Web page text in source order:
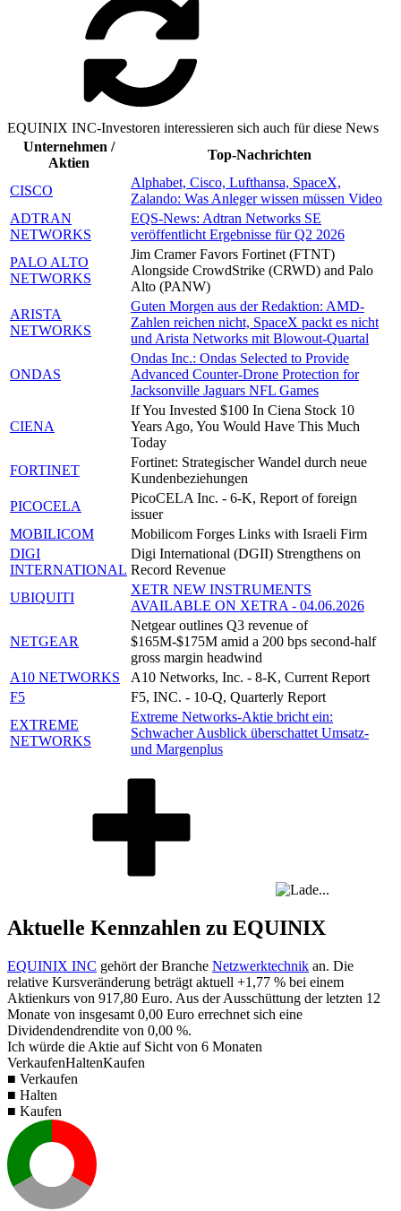
EQUINIX INC-Investoren interessieren sich auch für diese News
Unternehmen /
Aktien
Top-Nachrichten
CISCO
Alphabet, Cisco, Lufthansa, SpaceX,
Zalando: Was Anleger wissen müssen Video
ADTRAN
NETWORKS
EQS-News: Adtran Networks SE
veröffentlicht Ergebnisse für Q2 2026
PALO ALTO
NETWORKS
Jim Cramer Favors Fortinet (FTNT)
Alongside CrowdStrike (CRWD) and Palo
Alto (PANW)
ARISTA
NETWORKS
Guten Morgen aus der Redaktion: AMD-
Zahlen reichen nicht, SpaceX packt es nicht
und Arista Networks mit Blowout-Quartal
ONDAS
Ondas Inc.: Ondas Selected to Provide
Advanced Counter-Drone Protection for
Jacksonville Jaguars NFL Games
CIENA
If You Invested $100 In Ciena Stock 10
Years Ago, You Would Have This Much
Today
FORTINET
Fortinet: Strategischer Wandel durch neue
Kundenbeziehungen
PICOCELA
PicoCELA Inc. - 6-K, Report of foreign
issuer
MOBILICOM
Mobilicom Forges Links with Israeli Firm
DIGI
INTERNATIONAL
Digi International (DGII) Strengthens on
Record Revenue
UBIQUITI
XETR NEW INSTRUMENTS
AVAILABLE ON XETRA - 04.06.2026
NETGEAR
Netgear outlines Q3 revenue of
$165M-$175M amid a 200 bps second-half
gross margin headwind
A10 NETWORKS
A10 Networks, Inc. - 8-K, Current Report
F5
F5, INC. - 10-Q, Quarterly Report
EXTREME
NETWORKS
Extreme Networks-Aktie bricht ein:
Schwacher Ausblick überschattet Umsatz-
und Margenplus
Aktuelle Kennzahlen zu EQUINIX
EQUINIX INC gehört der Branche Netzwerktechnik an. Die
relative Kursveränderung beträgt aktuell +1,77 % bei einem
Aktienkurs von 917,80 Euro. Aus der Ausschüttung der letzten 12
Monate von insgesamt 0,00 Euro errechnet sich eine
Dividendendrendite von 0,00 %.
Ich würde die Aktie auf Sicht von 6 Monaten
VerkaufenHaltenKaufen
■ Verkaufen
■ Halten
■ Kaufen